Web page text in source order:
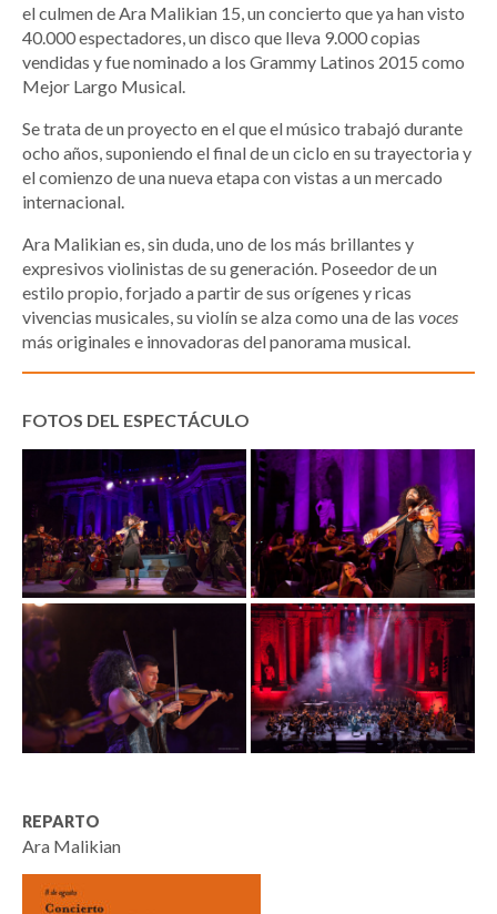
el culmen de Ara Malikian 15, un concierto que ya han visto
40.000 espectadores, un disco que lleva 9.000 copias
vendidas y fue nominado a los Grammy Latinos 2015 como
Mejor Largo Musical.
Se trata de un proyecto en el que el músico trabajó durante
ocho años, suponiendo el final de un ciclo en su trayectoria y
el comienzo de una nueva etapa con vistas a un mercado
internacional.
Ara Malikian es, sin duda, uno de los más brillantes y
expresivos violinistas de su generación. Poseedor de un
estilo propio, forjado a partir de sus orígenes y ricas
vivencias musicales, su violín se alza como una de las voces
más originales e innovadoras del panorama musical.
FOTOS DEL ESPECTÁCULO
REPARTO
Ara Malikian